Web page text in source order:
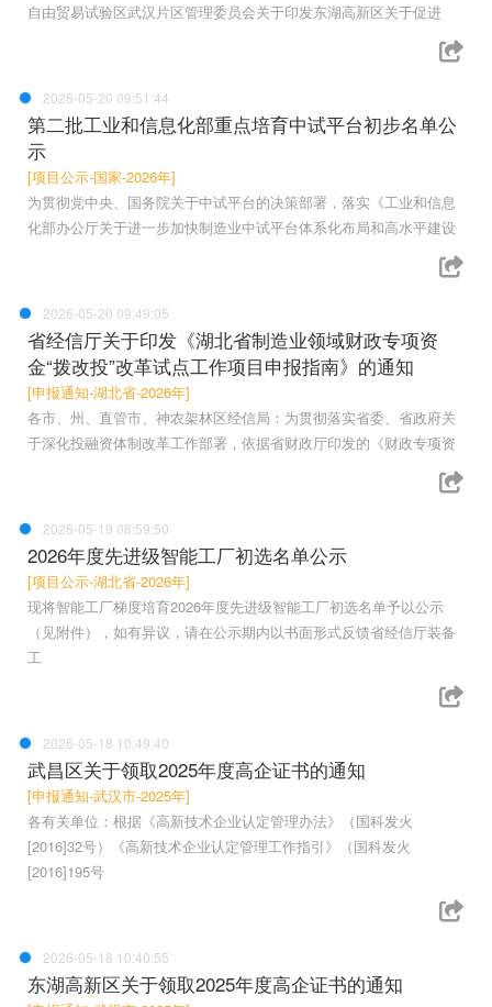
自由贸易试验区武汉片区管理委员会关于印发东湖高新区关于促进
2026-05-20 09:51:44
第二批工业和信息化部重点培育中试平台初步名单公
示
[项目公示-国家-2026年]
为贯彻党中央、国务院关于中试平台的决策部署，落实《工业和信息
化部办公厅关于进一步加快制造业中试平台体系化布局和高水平建设
2026-05-20 09:49:05
省经信厅关于印发《湖北省制造业领域财政专项资
金“拨改投”改革试点工作项目申报指南》的通知
[申报通知-湖北省-2026年]
各市、州、直管市、神农架林区经信局：为贯彻落实省委、省政府关
于深化投融资体制改革工作部署，依据省财政厅印发的《财政专项资
2026-05-19 08:59:50
2026年度先进级智能工厂初选名单公示
[项目公示-湖北省-2026年]
现将智能工厂梯度培育2026年度先进级智能工厂初选名单予以公示
（见附件），如有异议，请在公示期内以书面形式反馈省经信厅装备
工
2026-05-18 10:49:40
武昌区关于领取2025年度高企证书的通知
[申报通知-武汉市-2025年]
各有关单位：根据《高新技术企业认定管理办法》（国科发火
[2016]32号）《高新技术企业认定管理工作指引》（国科发火
[2016]195号
2026-05-18 10:40:55
东湖高新区关于领取2025年度高企证书的通知